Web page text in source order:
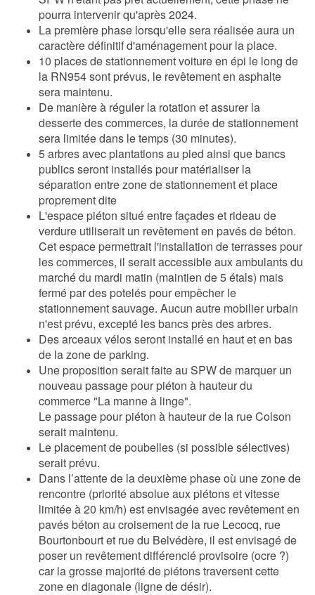
pourra intervenir qu'après 2024.
La première phase lorsqu'elle sera réalisée aura un
caractère définitif d'aménagement pour la place.
10 places de stationnement voiture en épi le long de
la RN954 sont prévus, le revêtement en asphalte
sera maintenu.
De manière à réguler la rotation et assurer la
desserte des commerces, la durée de stationnement
sera limitée dans le temps (30 minutes).
5 arbres avec plantations au pied ainsi que bancs
publics seront installés pour matérialiser la
séparation entre zone de stationnement et place
proprement dite
L'espace piéton situé entre façades et rideau de
verdure utiliserait un revêtement en pavés de béton.
Cet espace permettrait l'installation de terrasses pour
les commerces, il serait accessible aux ambulants du
marché du mardi matin (maintien de 5 étals) mais
fermé par des potelés pour empêcher le
stationnement sauvage. Aucun autre mobilier urbain
n'est prévu, excepté les bancs près des arbres.
Des arceaux vélos seront installé en haut et en bas
de la zone de parking.
Une proposition serait faite au SPW de marquer un
nouveau passage pour piéton à hauteur du
commerce "La manne à linge".
Le passage pour piéton à hauteur de la rue Colson
serait maintenu.
Le placement de poubelles (si possible sélectives)
serait prévu.
Dans l’attente de la deuxième phase où une zone de
rencontre (priorité absolue aux piétons et vitesse
limitée à 20 km/h) est envisagée avec revêtement en
pavés béton au croisement de la rue Lecocq, rue
Bourtonbourt et ruedu Belvédère, il est envisagé de
poser un revêtement différencié provisoire (ocre ?)
car la grosse majorité de piétons traversent cette
zone en diagonale (ligne de désir).